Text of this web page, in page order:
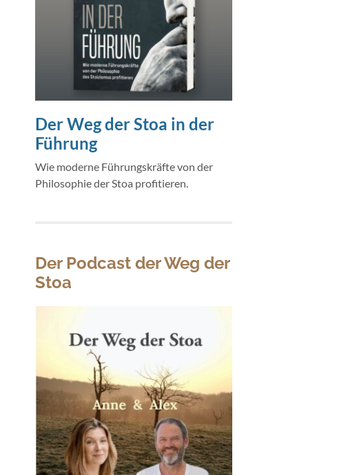
Der Weg der Stoa in der
Führung
Wie moderne Führungskräfte von der
Philosophie der Stoa profitieren.
Der Podcast der Weg der
Stoa